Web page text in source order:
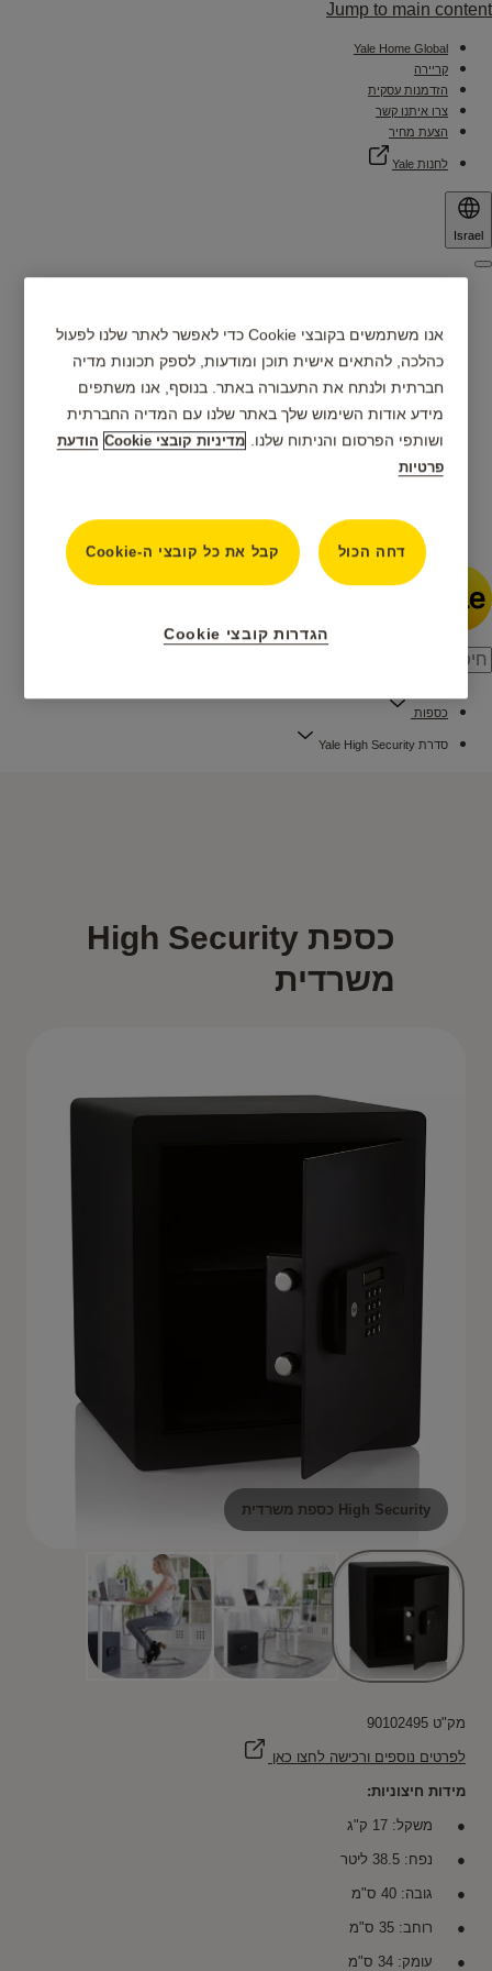
Jump to main content
Yale Home Global
קריירה
הזדמנות עסקית
צרו איתנו קשר
הצעת מחיר
לחנות Yale
Israel
Menu
מוצרים
אפליקציית Yale Home
מוצרים חכמים
תמיכה
חדשות
כספות
סדרת Yale High Security
כספת High Security
משרדית
מק"ט 90102495
לפרטים נוספים ורכישה לחצו כאן
מידות חיצוניות:
משקל: 17 ק"ג
נפח: 38.5 ליטר
גובה: 40 ס"מ
רוחב: 35 ס"מ
עומק: 34 ס"מ
High Security כספת משרדית
אנו משתמשים בקובצי Cookie כדי לאפשר לאתר שלנו לפעול
כהלכה, להתאים אישית תוכן ומודעות, לספק תכונות מדיה
חברתית ולנתח את התעבורה באתר. בנוסף, אנו משתפים
מידע אודות השימוש שלך באתר שלנו עם המדיה החברתית
ושותפי הפרסום והניתוח שלנו.
מדיניות קובצי Cookie
הודעת
פרטיות
דחה הכול קבל את כל קובצי ה-Cookie
הגדרות קובצי Cookie